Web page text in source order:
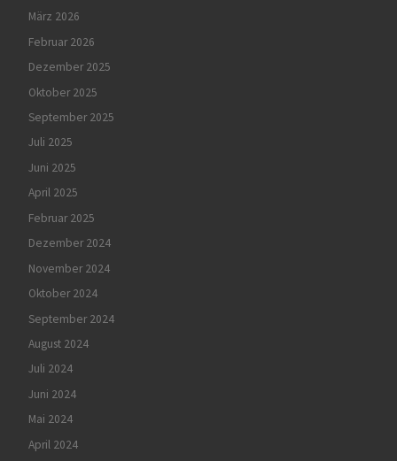
März 2026
Februar 2026
Dezember 2025
Oktober 2025
September 2025
Juli 2025
Juni 2025
April 2025
Februar 2025
Dezember 2024
November 2024
Oktober 2024
September 2024
August 2024
Juli 2024
Juni 2024
Mai 2024
April 2024